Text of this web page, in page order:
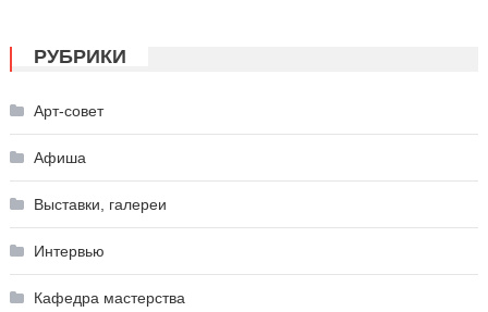
РУБРИКИ
Арт-совет
Афиша
Выставки, галереи
Интервью
Кафедра мастерства